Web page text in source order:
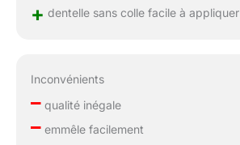
+ dentelle sans colle facile à appliquer
Inconvénients
–qualité inégale
–emmêle facilement